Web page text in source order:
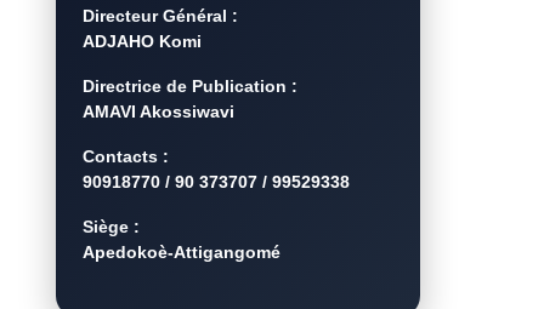
Directeur Général :
ADJAHO Komi
Directrice de Publication :
AMAVI Akossiwavi
Contacts :
90918770 / 90 373707 / 99529338
Siège :
Apedokoè-Attigangomé